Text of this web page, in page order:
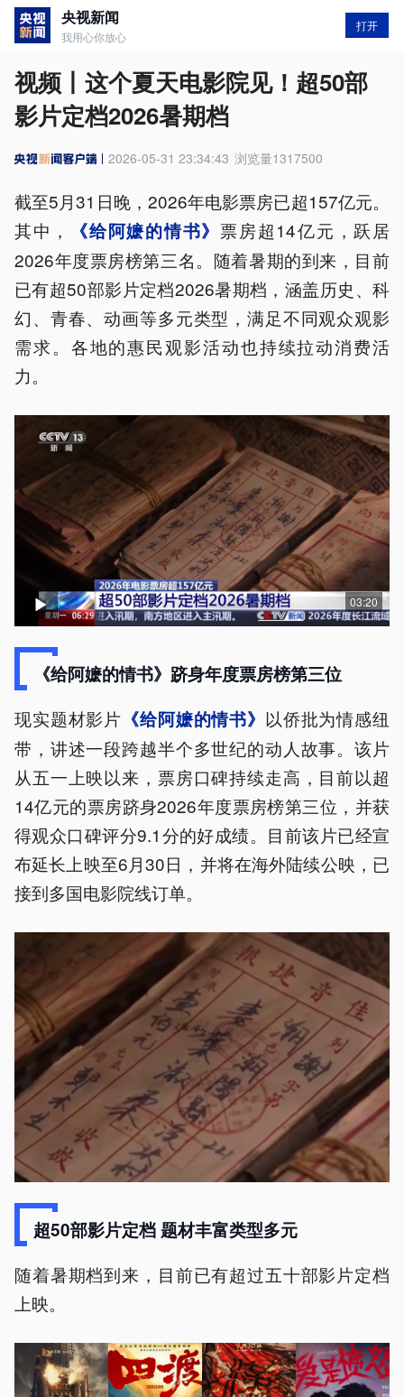
央视新闻
我用心你放心
打开
视频丨这个夏天电影院见！超50部
影片定档2026暑期档
2026-05-31 23:34:43 浏览量1317500
截至5月31日晚，2026年电影票房已超157亿元。
其中，
《给阿嬷的情书》 票房超14亿元，跃居
2026年度票房榜第三名。随着暑期的到来，目前
已有超50部影片定档2026暑期档，涵盖历史、科
幻、青春、动画等多元类型，满足不同观众观影
需求。各地的惠民观影活动也持续拉动消费活
力。
03:20
《给阿嬷的情书》跻身年度票房榜第三位
现实题材影片 《给阿嬷的情书》 以侨批为情感纽
带，讲述一段跨越半个多世纪的动人故事。该片
从五一上映以来，票房口碑持续走高，目前以超
14亿元的票房跻身2026年度票房榜第三位，并获
得观众口碑评分9.1分的好成绩。目前该片已经宣
布延长上映至6月30日，并将在海外陆续公映，已
接到多国电影院线订单。
超50部影片定档 题材丰富类型多元
随着暑期档到来，目前已有超过五十部影片定档
上映。